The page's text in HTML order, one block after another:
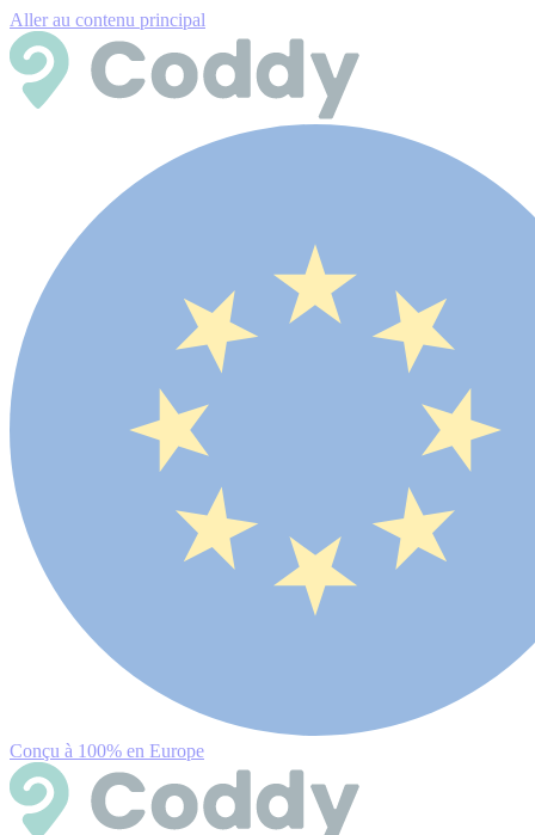
Aller au contenu principal
Conçu à 100% en Europe